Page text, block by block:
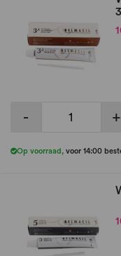
- +
Op voorraad , voor 14:00